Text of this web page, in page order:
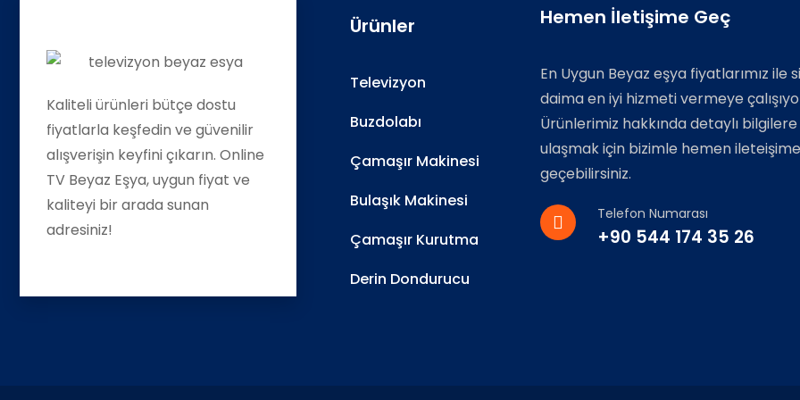
Kaliteli ürünleri bütçe dostu
fiyatlarla keşfedin ve güvenilir
alışverişin keyfini çıkarın. Online
TV Beyaz Eşya, uygun fiyat ve
kaliteyi bir arada sunan
adresiniz!
Ürünler
Televizyon
Buzdolabı
Çamaşır Makinesi
Bulaşık Makinesi
Çamaşır Kurutma
Derin Dondurucu
Hemen İletişime Geç
En Uygun Beyaz eşya fiyatlarımız ile
daima en iyi hizmeti vermeye
Ürünlerimiz hakkında detaylı bilgilere
ulaşmak için bizimle hemen ileteişime
geçebilirsiniz.
Telefon Numarası
+90 544 174 35 26